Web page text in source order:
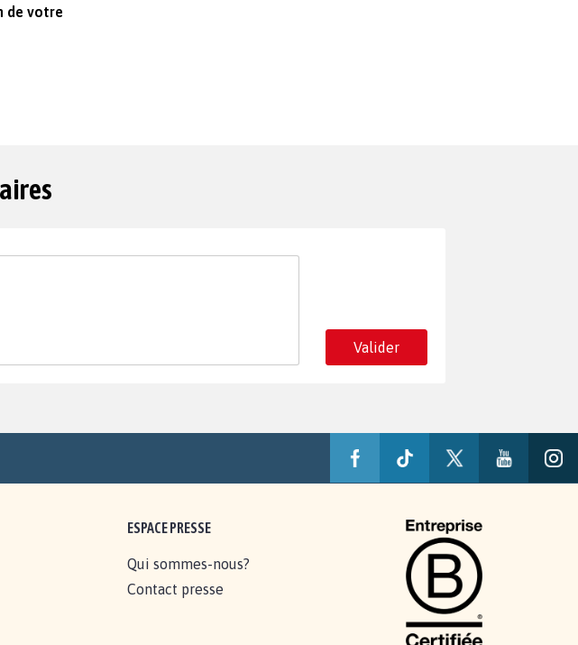
de votre
Valider
ESPACE PRESSE
Qui sommes-nous?
Contact presse